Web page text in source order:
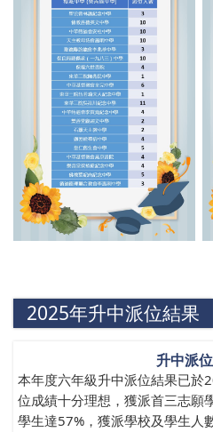
2025年升中派位結果
升中派
本年度六年級升中派位結果已於
位成績十分理想，獲派首三志願
學生達57%，獲派學校及學生人